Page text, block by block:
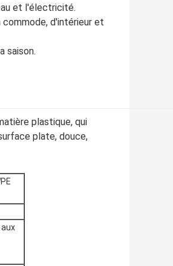
et l'électricité.
d'intérieur et
saison.
plastique, qui
plate, douce,